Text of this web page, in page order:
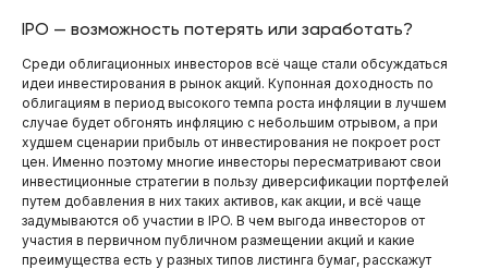
IPO — возможность потерять или заработать?
Среди облигационных инвесторов всё чаще стали обсуждаться
идеи инвестирования в рынок акций. Купонная доходность по
облигациям в период высокого темпа роста инфляции в лучшем
случае будет обгонять инфляцию с небольшим отрывом, а при
худшем сценарии прибыль от инвестирования не покроет рост
цен. Именно поэтому многие инвесторы пересматривают свои
инвестиционные стратегии в пользу диверсификации портфелей
путем добавления в них таких активов, как акции, и всё чаще
задумываются об участии в IPO. В чем выгода инвесторов от
участия в первичном публичном размещении акций и какие
преимущества есть у разных типов листинга бумаг, расскажут